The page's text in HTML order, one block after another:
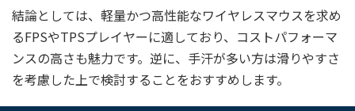
結論としては、軽量かつ高性能なワイヤレスマウスを求め
るFPSやTPSプレイヤーに適しており、コストパフォーマ
ンスの高さも魅力です。逆に、手汗が多い方は滑りやすさ
を考慮した上で検討することをおすすめします。